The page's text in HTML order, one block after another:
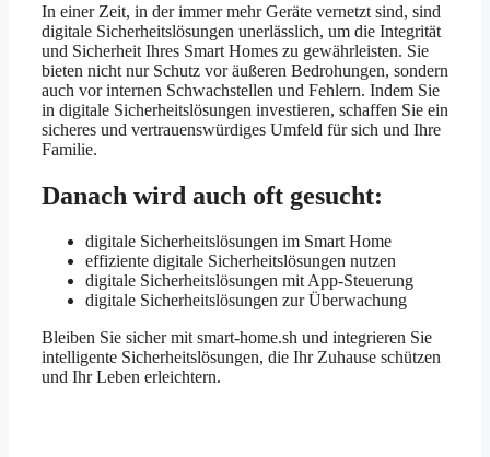
In einer Zeit, in der immer mehr Geräte vernetzt sind, sind
digitale Sicherheitslösungen unerlässlich, um die Integrität
und Sicherheit Ihres Smart Homes zu gewährleisten. Sie
bieten nicht nur Schutz vor äußeren Bedrohungen, sondern
auch vor internen Schwachstellen und Fehlern. Indem Sie
in digitale Sicherheitslösungen investieren, schaffen Sie ein
sicheres und vertrauenswürdiges Umfeld für sich und Ihre
Familie.
Danach wird auch oft gesucht:
digitale Sicherheitslösungen im Smart Home
effiziente digitale Sicherheitslösungen nutzen
digitale Sicherheitslösungen mit App-Steuerung
digitale Sicherheitslösungen zur Überwachung
Bleiben Sie sicher mit smart-home.sh und integrieren Sie
intelligente Sicherheitslösungen, die Ihr Zuhause schützen
und Ihr Leben erleichtern.